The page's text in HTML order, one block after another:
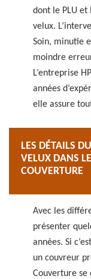
dont le PLU et
velux.
Soin, minutie
moindre
L’entreprise
années
elle assure
LES DÉTAILS
VELUX DANS
COUVERTURE
Avec les
présenter
années. Si
un couvreur
Couverture se